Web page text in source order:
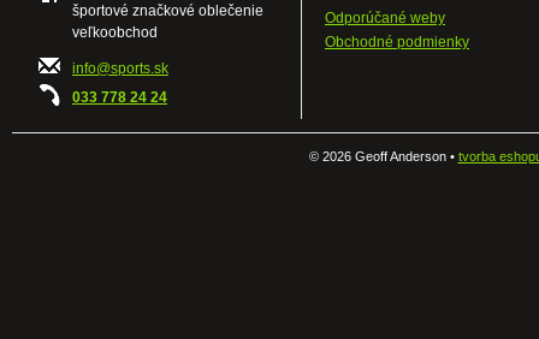
športové značkové oblečenie
veľkoobchod
info@sports.sk
033 778 24 24
Odporúčané weby
Obchodné podmienky
©2026 Geoff Anderson • tvorba